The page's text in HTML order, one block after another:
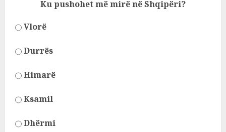
Ku pushohet më mirë në Shqipëri?
Vlorë
Durrës
Himarë
Ksamil
Dhërmi